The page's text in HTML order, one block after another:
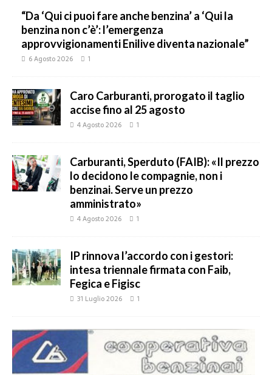
“Da ‘Qui ci puoi fare anche benzina’ a ‘Qui la
benzina non c’è’: l’emergenza
approvvigionamenti Enilive diventa nazionale”
6 Agosto 2026 1
Caro Carburanti, prorogato il taglio
accise fino al 25 agosto
4 Agosto 2026 1
Carburanti, Sperduto (FAIB): «Il prezzo
lo decidono le compagnie, non i
benzinai. Serve un prezzo
amministrato»
4 Agosto 2026 1
IP rinnova l’accordo con i gestori:
intesa triennale firmata con Faib,
Fegica e Figisc
31 Luglio 2026 1